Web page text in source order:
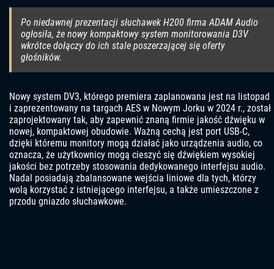
Po niedawnej prezentacji słuchawek H200 firma ADAM Audio
ogłosiła, że ​​nowy kompaktowy system monitorowania D3V
wkrótce dołączy do ich stale poszerzającej się oferty
głośników.
Nowy system DV3, którego premiera zaplanowana jest na listopad
i zaprezentowany na targach AES w Nowym Jorku w 2024 r., został
zaprojektowany tak, aby zapewnić znaną firmie jakość dźwięku w
nowej, kompaktowej obudowie. Ważną cechą jest port USB-C,
dzięki któremu monitory mogą działać jako urządzenia audio, co
oznacza, że ​​użytkownicy mogą cieszyć się dźwiękiem wysokiej
jakości bez potrzeby stosowania dedykowanego interfejsu audio.
Nadal posiadają zbalansowane wejścia liniowe dla tych, którzy
wolą korzystać z istniejącego interfejsu, a także umieszczone z
przodu gniazdo słuchawkowe.